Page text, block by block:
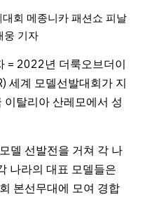
회 메종니카 패션쇼 피날
기자
= 2022년 더룩오브더이
세계 모델선발대회가 지
탈리아 산레모에서 성
델 선발전을 거쳐 각 나
나라의 대표 모델들은
본선무대에 모여 경합